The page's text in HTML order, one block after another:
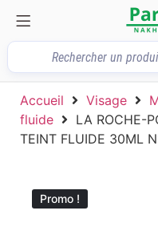
Accueil Visage
fluide
LA ROCHE-
TEINT FLUIDE 30ML
Promo !